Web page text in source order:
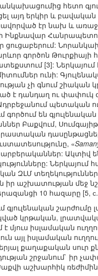
հետո
այդ երկիր և բավական
էր նախ և առաջ
ցուցաբերում:
գործոն
[3]:
ունի:
չի գնում շիական
է դանդաղ ու փափուկ
պետական
գործում են
Բաքվում,
դասընթացներ,
«
Ակտիվ
Ներկայում
ԶԼՄ
իր աշխատության մեջ
10 հազարը [5, с.
գյուլենական
կրթական,
մյուս իսլամական
այլ իսլամական
քաղաքական սուր
շրջանում` իր
աշխարհիկ